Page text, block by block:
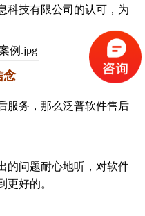
科技有限公司的认可，为
念
务，那么泛普软件售后
问题耐心地听，对软件
更好的。